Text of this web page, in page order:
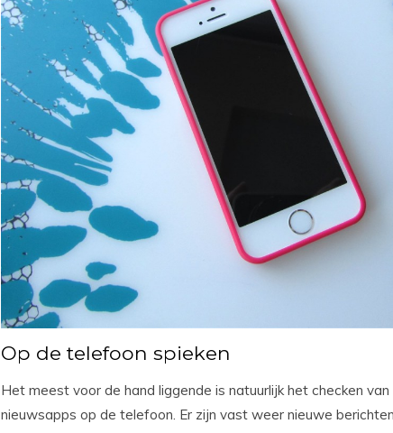
Op de telefoon spieken
Het meest voor de hand liggende is natuurlijk het checken
nieuwsapps op de telefoon. Er zijn vast weer nieuwe